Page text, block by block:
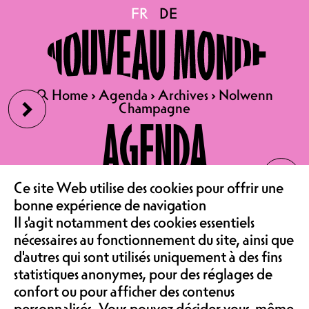
›
‹
FR DE
🔍 Home›Agenda ›Archives› Nolwenn
Champagne
AGENDA
LE CAFÉ
ASSOCIATION &
FR DE
🔍 Home›Agenda ›Archives› Nolwenn
Champagne
Nolwenn Champagne
19.01.2024
LE NOUVEAU MONDE ETLES
ANCIENNES TERRES
PRÉSENTENT :
NOLWENN CHAMPAGNE :
LA FEMME TATOUÉE
CONTE
PRIX MEMBRE 10.-, PRIX
NORMAL 20.-, PRIX SOUTIEN
30.-
ADULTES ET ADOLESCENT.ES
Ce site Web utilise des cookies pour offrir une
bonne expérience de navigation
Il s'agit notamment des cookies essentiels
nécessaires au fonctionnement du site, ainsi que
d'autres qui sont utilisés uniquement à des fins
statistiques anonymes, pour des réglages de
confort ou pour afficher des contenus